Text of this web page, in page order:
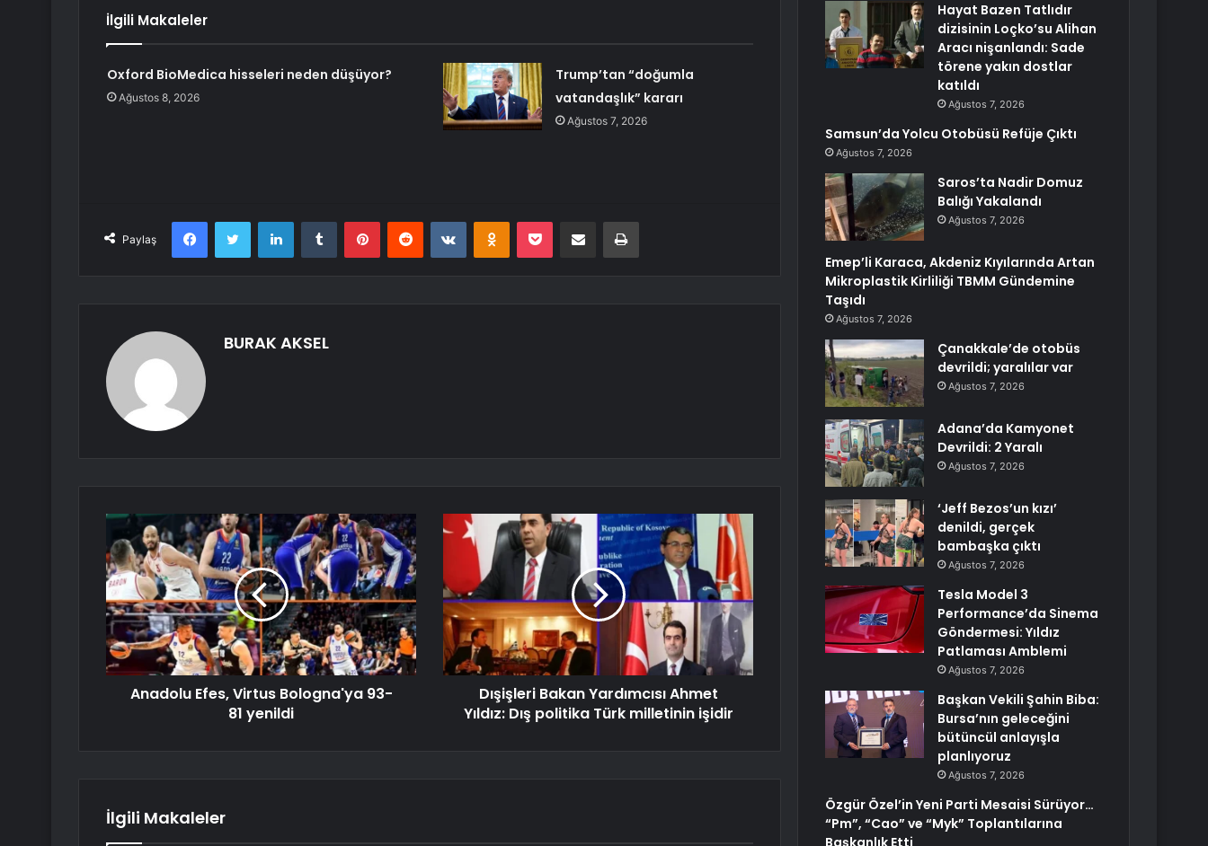
İlgili Makaleler
Oxford BioMedica hisseleri neden düşüyor?
Ağustos 8, 2026
Trump’tan “doğumla
vatandaşlık” kararı
Ağustos 7, 2026
Paylaş
FacebookTwitter LinkedInTumblr PinterestReddit VKontakteOdnoklassniki
Pocket E-Posta ile paylaş Yazdır
BURAK AKSEL
Anadolu Efes, Virtus Bologna'ya 93-
81 yenildi
Dışişleri Bakan Yardımcısı Ahmet
Yıldız: Dış politika Türk milletinin işidir
İlgili Makaleler
Hayat Bazen Tatlıdır
dizisinin Loçko’su Alihan
Aracı nişanlandı: Sade
törene yakın dostlar
katıldı
Ağustos 7, 2026
Samsun’da Yolcu Otobüsü Refüje Çıktı
Ağustos 7, 2026
Saros’ta Nadir Domuz
Balığı Yakalandı
Ağustos 7, 2026
Emep’li Karaca, Akdeniz Kıyılarında Artan
Mikroplastik Kirliliği TBMM Gündemine
Taşıdı
Ağustos 7, 2026
Çanakkale’de otobüs
devrildi; yaralılar var
Ağustos 7, 2026
Adana’da Kamyonet
Devrildi: 2 Yaralı
Ağustos 7, 2026
‘Jeff Bezos’un kızı’
denildi, gerçek
bambaşka çıktı
Ağustos 7, 2026
Tesla Model 3
Performance’da Sinema
Göndermesi: Yıldız
Patlaması Amblemi
Ağustos 7, 2026
Başkan Vekili Şahin Biba:
Bursa’nın geleceğini
bütüncül anlayışla
planlıyoruz
Ağustos 7, 2026
Özgür Özel’in Yeni Parti Mesaisi Sürüyor…
“Pm”, “Cao” ve “Myk” Toplantılarına
Başkanlık Etti